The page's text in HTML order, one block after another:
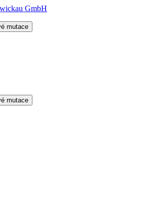
GmbH
mutace
mutace